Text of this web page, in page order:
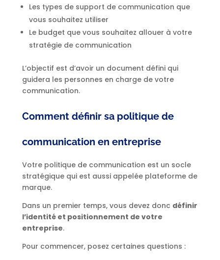
Les types de support de communication que
vous souhaitez utiliser
Le budget que vous souhaitez allouer à votre
stratégie de communication
L’objectif est d’avoir un document défini qui
guidera les personnes en charge de votre
communication.
Comment définir sa politique de
communication en entreprise
Votre politique de communication est un socle
stratégique qui est aussi appelée plateforme de
marque.
Dans un premier temps, vous devez donc définir
l’identité et positionnement de votre
entreprise.
Pour commencer, posez certaines questions :